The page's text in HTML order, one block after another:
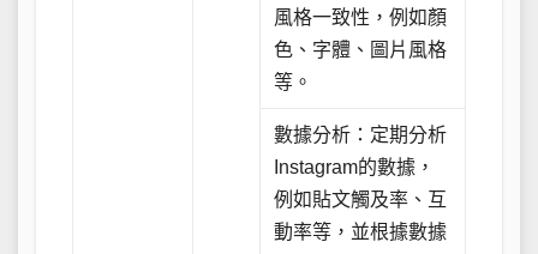
風格一致性，例如顏
色、字體、圖片風格
等。
數據分析：定期分析
Instagram的數據，
例如貼文觸及率、互
動率等，並根據數據